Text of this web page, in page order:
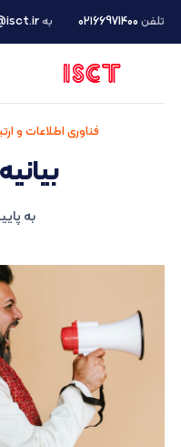
تلفن ۰۲۱66971400 به
فناوری اطلاعات و
به